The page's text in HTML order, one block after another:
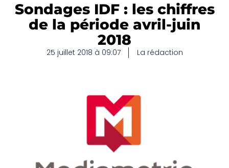
Sondages IDF : les chiffres
de la période avril-juin
2018
25 juillet 2018 à 09:07 La rédaction